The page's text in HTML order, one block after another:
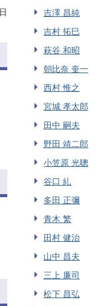
吉澤 昌純
吉村 拓巳
萩谷 和昭
朝比奈 奎一
西村 惟之
宮城 孝太郎
田中 嗣夫
野田 靖二郎
小笠原 光聰
谷口 糺
多田 正彌
青木 繁
田村 健治
山中 昌夫
三上 廉司
松下 昌弘